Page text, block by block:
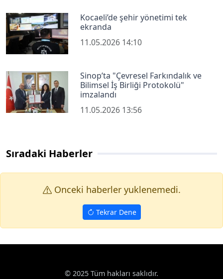
Kocaeli’de şehir yönetimi tek
ekranda
11.05.2026 14:10
Sinop’ta "Çevresel Farkındalık ve
Bilimsel İş Birliği Protokolü"
imzalandı
11.05.2026 13:56
Sıradaki Haberler
Onceki haberler yuklenemedi.
Tekrar Dene
© 2025 Tüm hakları saklıdır.